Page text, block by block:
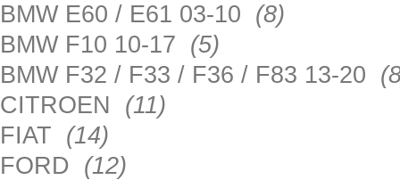
BMW E60 / E61 03-10 (8)
BMW F10 10-17 (5)
BMW F32 / F33 / F36 / F83 13-20
CITROEN (11)
FIAT (14)
FORD (12)